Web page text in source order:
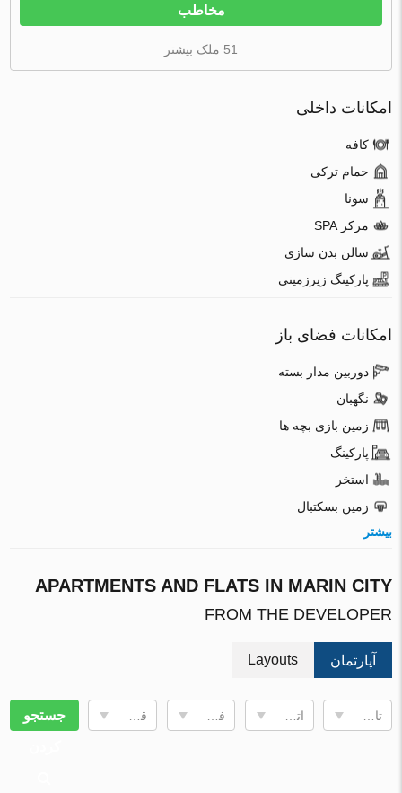
مخاطب
51 ملک بیشتر
امکانات داخلی
کافه
حمام ترکی
سونا
مرکز SPA
سالن بدن سازی
پارکینگ زیرزمینی
امکانات فضای باز
دوربین مدار بسته
نگهبان
زمین بازی بچه ها
پارکینگ
استخر
زمین بسکتبال
بیشتر
APARTMENTS AND FLATS IN MARIN CITY
FROM THE DEVELOPER
آپارتمان Layouts
فضای زندگی قیمت, € جستجو